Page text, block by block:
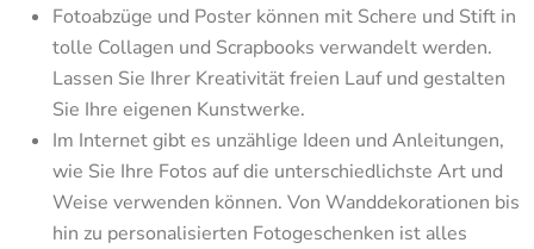
Fotoabzüge und Poster können mit Schere und Stift in
tolle Collagen und Scrapbooks verwandelt werden.
Lassen Sie Ihrer Kreativität freien Lauf und gestalten
Sie Ihre eigenen Kunstwerke.
Im Internet gibt es unzählige Ideen und Anleitungen,
wie Sie Ihre Fotos auf die unterschiedlichste Art und
Weise verwenden können. Von Wanddekorationen bis
hin zu personalisierten Fotogeschenken ist alles